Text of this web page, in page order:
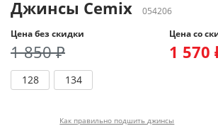
Джинсы Cemix
054206
Цена без скидки
1 850 ₽
Цена со
1 570
128 134
Как правильно подшить джинсы